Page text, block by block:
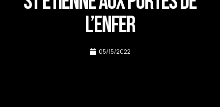
l’Enfer
05/15/2022